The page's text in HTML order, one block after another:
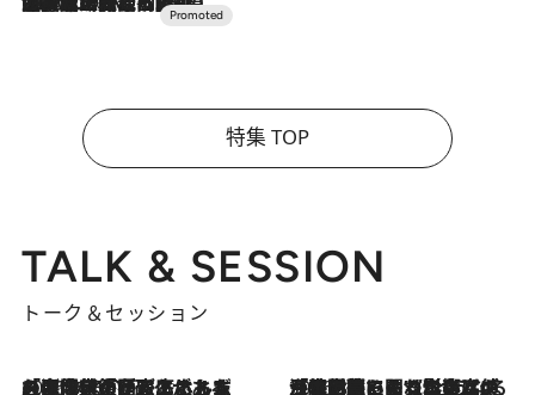
特集 TOP
TALK & SESSION
トーク＆セッション
2026.8.3
「今後値上げがあるとすれば…」「リスクがあるのは今年の冬」エネルギー専門家が語る、ホルムズ海峡封鎖が家庭にもたらす“ある心配” 2026.8.3
「住宅建てられない…」「サーチャージ料の高値が続いている」ホルムズ海峡封鎖による影響はいつまで続く？《エネルギー専門家に聞く“どうなる日本の暮らし”》